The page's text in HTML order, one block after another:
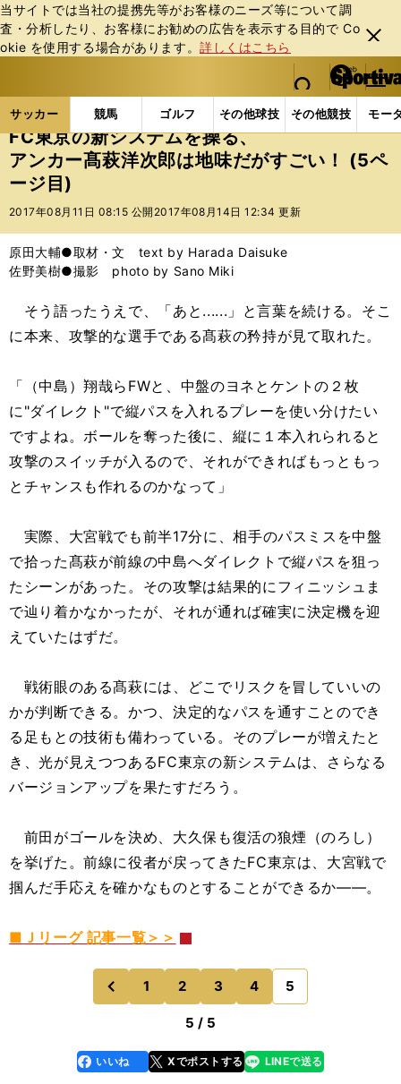
当サイトでは当社の提携先等がお客様のニーズ等について調
査・分析したり、お客様にお勧めの広告を表⽰する⽬的で Co
okie を使⽤する場合があります。詳しくはこちら
閉じ
る
web Sportiva (webスポルティーバ)
検索
マイペ
ー
ジ
メニュ
サッカー 競馬 ゴルフ その他球技 その他競技 モー
ス
ポ
ル
テ
ー
バ
サッカーの記事一覧 Jリーグ他 Jリーグ FC東京
FC東京の新システムを操る、
アンカー髙萩洋次郎は地味だがすごい！ (5ペ
ージ目)
2017年08月11日 08:15 公開 2017年08月14日 12:34 更新
原田大輔●取材・文 text by Harada Daisuke
佐野美樹●撮影 photo by Sano Miki
そう語ったうえで、「あと......」と言葉を続ける。そこ
に本来、攻撃的な選手である髙萩の矜持が見て取れた。
「（中島）翔哉らFWと、中盤のヨネとケントの２枚
に"ダイレクト"で縦パスを入れるプレーを使い分けたい
ですよね。ボールを奪った後に、縦に１本入れられると
攻撃のスイッチが入るので、それができればもっともっ
とチャンスも作れるのかなって」
実際、大宮戦でも前半17分に、相手のパスミスを中盤
で拾った髙萩が前線の中島へダイレクトで縦パスを狙っ
たシーンがあった。その攻撃は結果的にフィニッシュま
で辿り着かなかったが、それが通れば確実に決定機を迎
えていたはずだ。
戦術眼のある髙萩には、どこでリスクを冒していいの
かが判断できる。かつ、決定的なパスを通すことのでき
る足もとの技術も備わっている。そのプレーが増えたと
き、光が見えつつあるFC東京の新システムは、さらなる
バージョンアップを果たすだろう。
前田がゴールを決め、大久保も復活の狼煙（のろし）
を挙げた。前線に役者が戻ってきたFC東京は、大宮戦で
掴んだ手応えを確かなものとすることができるか――。
■Ｊリーグ 記事一覧＞＞
前
のページへ
1 2 3 4 5
5 / 5
faceboo
k
いいね Xでポストする
line LINEで送る